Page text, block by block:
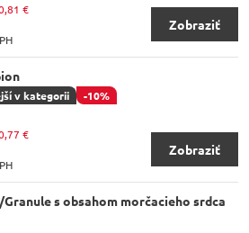
€
Zobraziť
v kategorii -10%
€
Zobraziť
s obsahom morčacieho srdca